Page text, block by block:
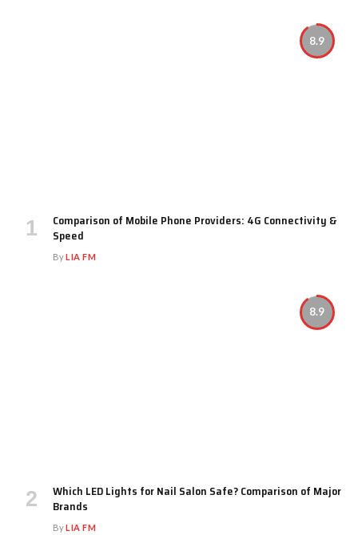
8.9
Comparison of Mobile Phone Providers: 4G Connectivity &
Speed
ByLIA FM
8.9
Which LED Lights for Nail Salon Safe? Comparison of Major
Brands
ByLIA FM